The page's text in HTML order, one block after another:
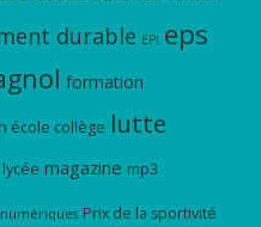
durable EPI eps
formation
école collège lutte
lycée magazine mp3
Prix de la sportivité